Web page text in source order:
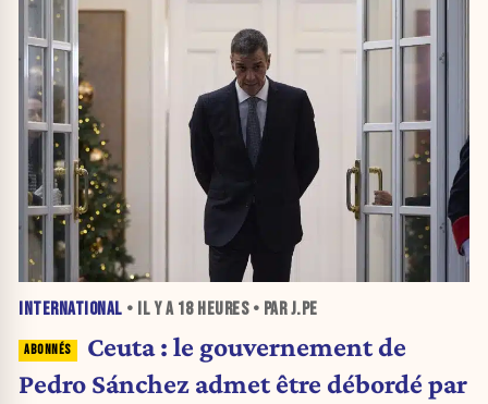
INTERNATIONAL • IL Y A 18 HEURES• PAR J.PE
Ceuta : le gouvernement de
Pedro Sánchez admet être débordé par